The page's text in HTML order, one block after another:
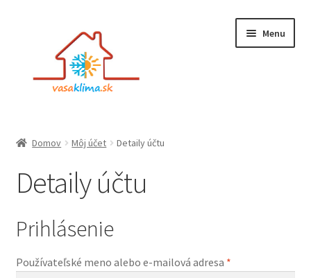
navigáciu
Menu
Obchod
Montáž Klimatizácie
Servis a údržba
Domov Môj účet Detaily účtu
Detaily účtu
Prihlásenie
Používateľské meno alebo e-mailová adresa *Povinné